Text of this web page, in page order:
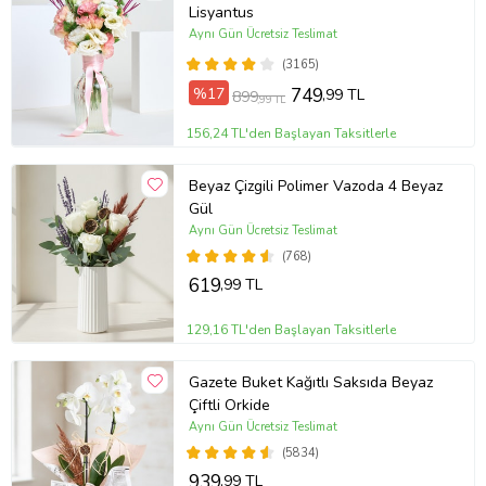
Saksı/vazo, sert ve dayanıklı bir plastik türü olan polimer
malzemeden üretilmiştir.
Bazı güllerin uç kısımdaki yapraklarında meydana gelen siyah
alanlar ürünün özel tür olmasından kaynaklı olup güle ait bir kusur
teşkil etmemektedir.
Ürün Kodu:
at6253
Lisyantus
(3165)
Aynı Gün Ücretsiz Teslimat
%17 899,99 TL 749,99 TL
156,24 TL'den Başlayan Taksitlerle
Beyaz Çizgili Polimer Vazoda 4 Beyaz
Gül
(768)
Aynı Gün Ücretsiz Teslimat
619,99 TL
129,16 TL'den Başlayan Taksitlerle
Gazete Buket Kağıtlı Saksıda Beyaz
Çiftli Orkide
(5834)
Aynı Gün Ücretsiz Teslimat
,99 TL